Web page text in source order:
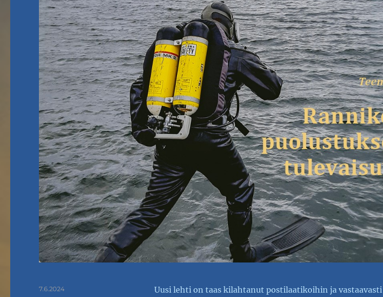
Uusi lehti on taas kilahtanut postilaatikoihin ja
Julkaistu
7.6.2024